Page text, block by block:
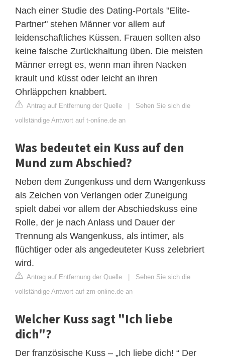
Nach einer Studie des Dating-Portals "Elite-
Partner" stehen Männer vor allem auf
leidenschaftliches Küssen. Frauen sollten also
keine falsche Zurückhaltung üben. Die meisten
Männer erregt es, wenn man ihren Nacken
krault und küsst oder leicht an ihren
Ohrläppchen knabbert.
Antrag auf Entfernung der Quelle | Sehen Sie sich die
vollständige Antwort auf t-online.de an
Was bedeutet ein Kuss auf den
Mund zum Abschied?
Neben dem Zungenkuss und dem Wangenkuss
als Zeichen von Verlangen oder Zuneigung
spielt dabei vor allem der Abschiedskuss eine
Rolle, der je nach Anlass und Dauer der
Trennung als Wangenkuss, als intimer, als
flüchtiger oder als angedeuteter Kuss zelebriert
wird.
Antrag auf Entfernung der Quelle | Sehen Sie sich die
vollständige Antwort auf zm-online.de an
Welcher Kuss sagt "Ich liebe
dich"?
Der französische Kuss – „Ich liebe dich! “ Der